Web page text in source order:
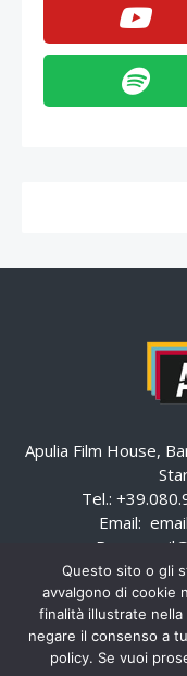
Apulia Film House,
Tel.:
Email:
Pec:
Questo sito o gli
avvalgono di cookie
finalità illustrate
negare il consenso a
policy. Se vuoi